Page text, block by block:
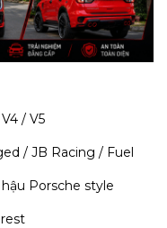
/ V5
/ JB Racing / Fuel
Porsche style